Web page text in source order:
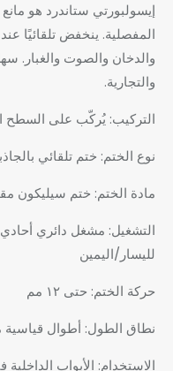
إيسولبورتي ستاندرد هو
المفصلية. ينخفض تلقائيًا
والدخان والصوت والغبار.
والتجارية.
التركيب: يُركّب على السطح
نوع الختم: ختم تلقائي
مادة الختم: ختم سيليكون
لليسار/اليمين
حركة الختم: حتى ١٢ مم
نطاق الطول: أطوال قياسية
الاستخدام: الأبواب